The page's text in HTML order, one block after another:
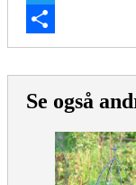
Twitter
Share
Se også